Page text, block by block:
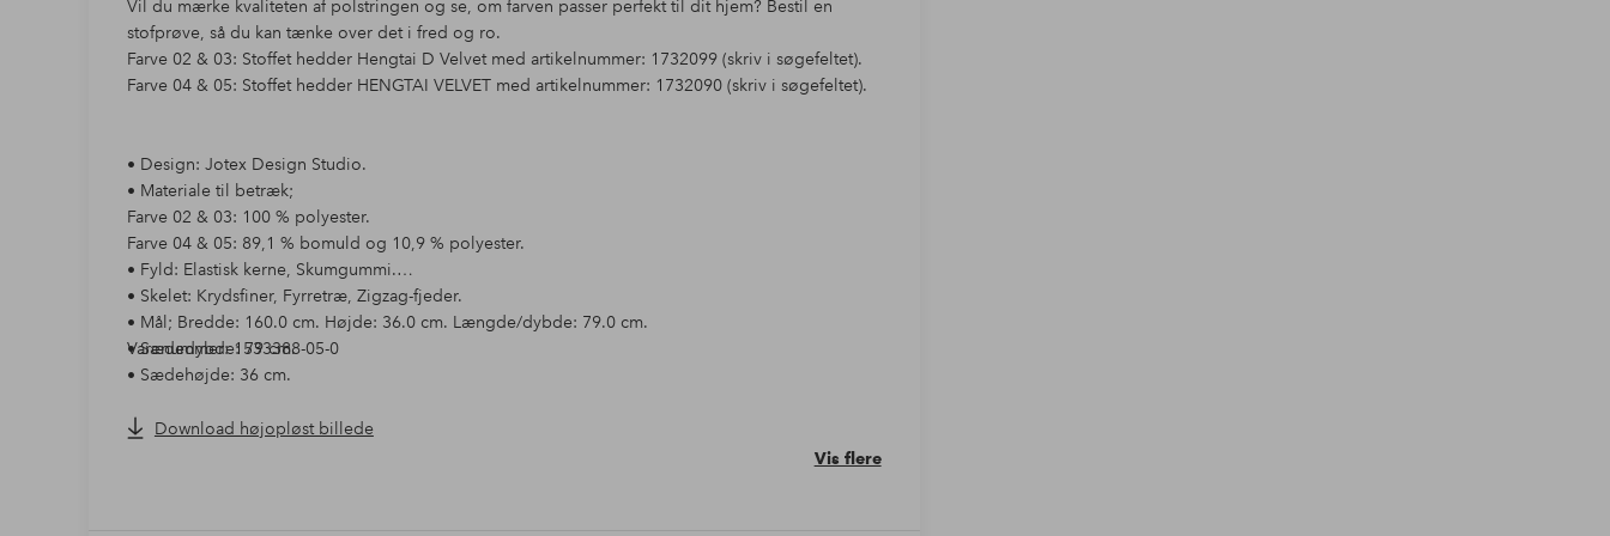
Vil du mærke kvaliteten af polstringen og se, om farven passer perfekt til dit hjem? Bestil en
stofprøve, så du kan tænke over det i fred og ro.
Farve 02 & 03: Stoffet hedder Hengtai D Velvet med artikelnummer: 1732099 (skriv i søgefeltet).
Farve 04 & 05: Stoffet hedder HENGTAI VELVET med artikelnummer: 1732090 (skriv i søgefeltet).
• Design: Jotex Design Studio.
• Materiale til betræk;
Farve 02 & 03: 100 % polyester.
Farve 04 & 05: 89,1 % bomuld og 10,9 % polyester.
• Fyld: Elastisk kerne, Skumgummi.
• Skelet: Krydsfiner, Fyrretræ, Zigzag-fjeder.
• Mål; Bredde: 160.0 cm. Højde: 36.0 cm. Længde/dybde: 79.0 cm.
• Sædedybde: 79 cm.
• Sædehøjde: 36 cm.
Varenummer: 1533388-05-0
Download højopløst billede
Vis flere